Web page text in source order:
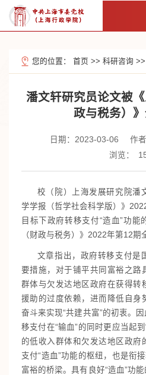
您的位置： 首页 >> 科研咨询 >>
潘文轩研究员论文被
政与税务）
日期：2023-03-06 作
浏览：
校（院）上海发展研究院潘
学学报（哲学社会科学版）》
目标下政府转移支付“造血”功
（财政与税务）》2022年第12期
文章指出，政府转移支付是
要措施，对于铺平共同富裕之路
群体与欠发达地区政府在获得转
援助的过度依赖，进而降低自身
奋斗来实现“共建共富”的初衷。
移支付在“输血”的同时更应当起
的低收入群体和欠发达地区政府
支付“造血”功能的枢纽，也是衔
富裕的桥梁。具有良好“造血”功